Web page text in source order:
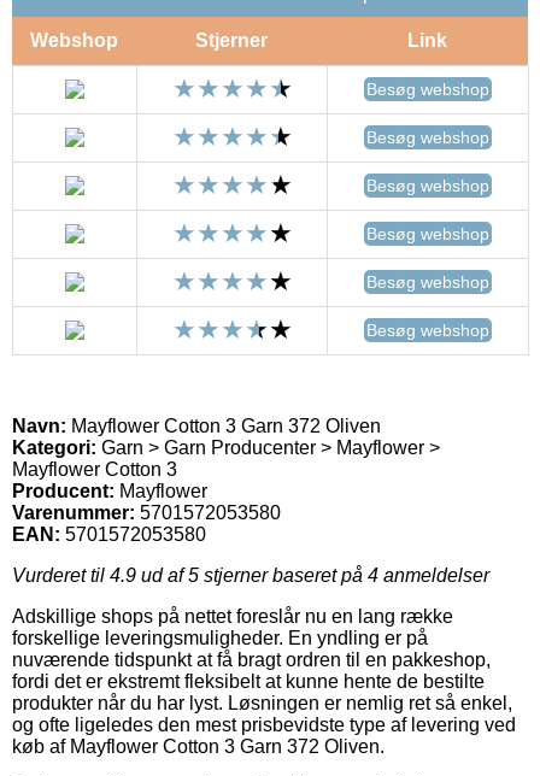
Webshop Stjerner Link
Besøg webshop
Besøg webshop
Besøg webshop
Besøg webshop
Besøg webshop
Besøg webshop
Navn: Mayflower Cotton 3 Garn 372 Oliven
Kategori: Garn > Garn Producenter > Mayflower >
Mayflower Cotton 3
Producent: Mayflower
Varenummer: 5701572053580
EAN: 5701572053580
Vurderet til 4.9 ud af 5 stjerner baseret på 4 anmeldelser
Adskillige shops på nettet foreslår nu en lang række
forskellige leveringsmuligheder. En yndling er på
nuværende tidspunkt at få bragt ordren til en pakkeshop,
fordi det er ekstremt fleksibelt at kunne hente de bestilte
produkter når du har lyst. Løsningen er nemlig ret så enkel,
og ofte ligeledes den mest prisbevidste type af levering ved
køb af Mayflower Cotton 3 Garn 372 Oliven.